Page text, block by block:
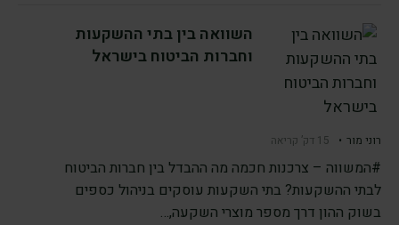
השוואה בין בתי ההשקעות
וחברות הביטוח בישראל
רוני מור • 15 דק’ קריאה
#המשווה – צרכנות חכמה מה ההבדל בין חברות הביטוח
לבתי ההשקעות? בתי השקעות עוסקים בניהול כספים
בשוק ההון דרך מספר מוצרי השקעה,…